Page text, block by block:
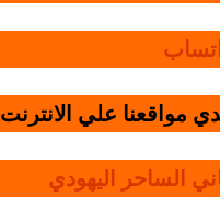
مواقعنا علي الانترنت
الساحر اليهودي